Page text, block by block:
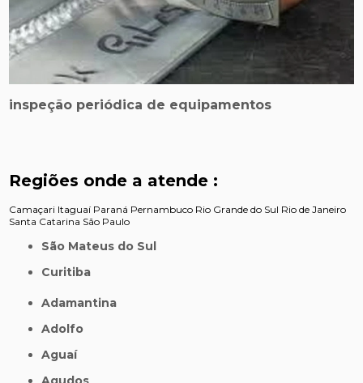
inspeção periódica de equipamentos
Regiões onde a atende :
Camaçari Itaguaí Paraná Pernambuco Rio Grande do Sul Rio de Janeiro
Santa Catarina São Paulo
São Mateus do Sul
Curitiba
Adamantina
Adolfo
Aguaí